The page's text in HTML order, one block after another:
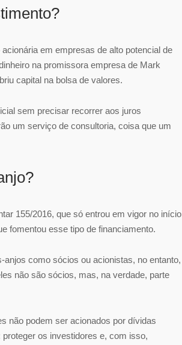
em empresas de alto potencial de
na promissora empresa de Mark
capital na bolsa de valores.
sem precisar recorrer aos juros
um serviço de consultoria, coisa que um
155/2016, que só entrou em vigor no início
fomentou esse tipo de financiamento.
como sócios ou acionistas, no entanto,
não são sócios, mas, na verdade, parte
não podem ser acionados por dívidas
os investidores e, com isso,